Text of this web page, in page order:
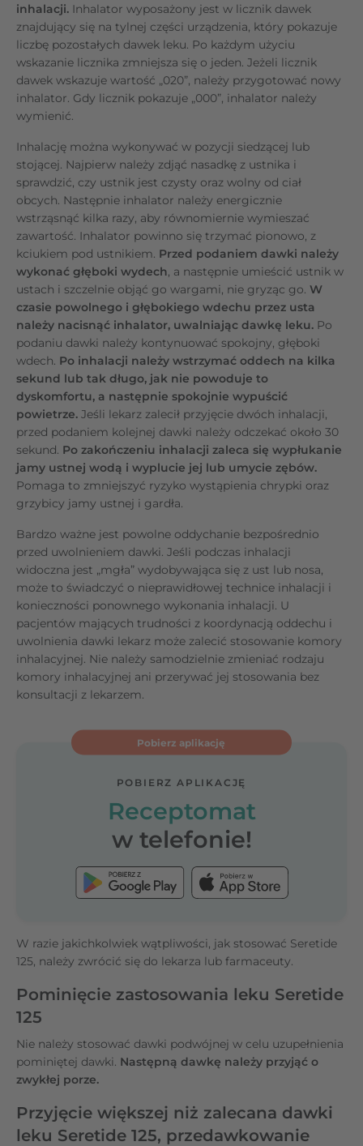
inhalacji. Inhalator wyposażony jest w licznik dawek
znajdujący się na tylnej części urządzenia, który pokazuje
liczbę pozostałych dawek leku. Po każdym użyciu
wskazanie licznika zmniejsza się o jeden. Jeżeli licznik
dawek wskazuje wartość „020”, należy przygotować nowy
inhalator. Gdy licznik pokazuje „000”, inhalator należy
wymienić.
Inhalację można wykonywać w pozycji siedzącej lub
stojącej. Najpierw należy zdjąć nasadkę z ustnika i
sprawdzić, czy ustnik jest czysty oraz wolny od ciał
obcych. Następnie inhalator należy energicznie
wstrząsnąć kilka razy, aby równomiernie wymieszać
zawartość. Inhalator powinno się trzymać pionowo, z
kciukiem pod ustnikiem. Przed podaniem dawki należy
wykonać głęboki wydech, a następnie umieścić ustnik w
ustach i szczelnie objąć go wargami, nie gryząc go. W
czasie powolnego i głębokiego wdechu przez usta
należy nacisnąć inhalator, uwalniając dawkę leku. Po
podaniu dawki należy kontynuować spokojny, głęboki
wdech. Po inhalacji należy wstrzymać oddech na kilka
sekund lub tak długo, jak nie powoduje to
dyskomfortu, a następnie spokojnie wypuścić
powietrze. Jeśli lekarz zalecił przyjęcie dwóch inhalacji,
przed podaniem kolejnej dawki należy odczekać około 30
sekund. Po zakończeniu inhalacji zaleca się wypłukanie
jamy ustnej wodą i wyplucie jej lub umycie zębów.
Pomaga to zmniejszyć ryzyko wystąpienia chrypki oraz
grzybicy jamy ustnej i gardła.
Bardzo ważne jest powolne oddychanie bezpośrednio
przed uwolnieniem dawki. Jeśli podczas inhalacji
widoczna jest „mgła” wydobywająca się z ust lub nosa,
może to świadczyć o nieprawidłowej technice inhalacji i
konieczności ponownego wykonania inhalacji. U
pacjentów mających trudności z koordynacją oddechu i
uwolnienia dawki lekarz może zalecić stosowanie komory
inhalacyjnej. Nie należy samodzielnie zmieniać rodzaju
komory inhalacyjnej ani przerywać jej stosowania bez
konsultacji z lekarzem.
Pobierz aplikację
POBIERZ APLIKACJĘ
Receptomat
w telefonie!
W razie jakichkolwiek wątpliwości, jak stosować Seretide
125, należy zwrócić się do lekarza lub farmaceuty.
Pominięcie zastosowania leku Seretide
125
Nie należy stosować dawki podwójnej w celu uzupełnienia
pominiętej dawki. Następną dawkę należy przyjąć o
zwykłej porze.
Przyjęcie większej niż zalecana dawki
leku Seretide 125, przedawkowanie